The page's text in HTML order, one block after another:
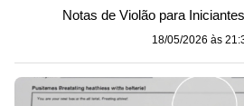
Notas de Violão para
18/05/2026 às